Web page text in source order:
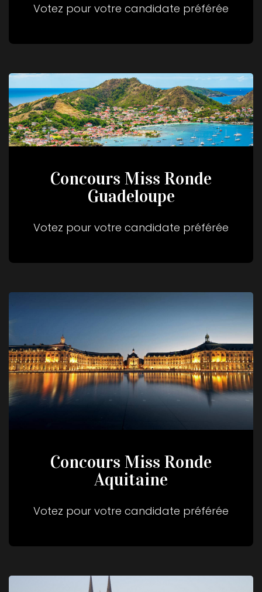
Votez pour votre candidate préférée
Concours Miss Ronde
Guadeloupe
Votez pour votre candidate préférée
Concours Miss Ronde
Aquitaine
Votez pour votre candidate préférée